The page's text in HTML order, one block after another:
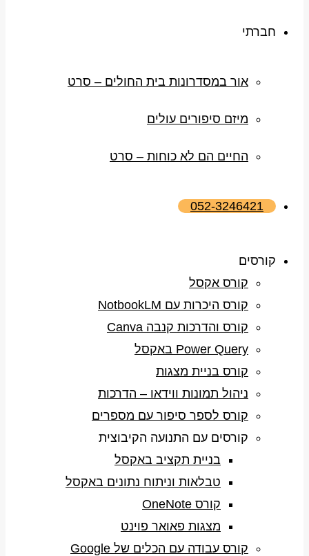
חברתי
אור במסדרונות בית החולים – סרט
מיזם סיפורים עולים
החיים הם לא כוחות – סרט
052-3246421
קורסים
קורס אקסל
קורס היכרות עם NotbookLM
קורס והדרכות קנבה Canva
Power Query באקסל
קורס בניית מצגות
ניהול תמונות ווידאו – הדרכות
קורס לספר סיפור עם מספרים
קורסים עם התנועה הקיבוצית
בניית תקציב באקסל
טבלאות וניתוח נתונים באקסל
קורס OneNote
מצגות פאואר פוינט
קורס עבודה עם הכלים של Google